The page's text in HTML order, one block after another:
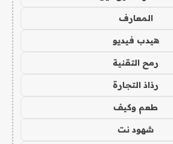
المعارف
هيدب فيديو
رمح التقنية
رذاذ التجارة
طعم وكيف
شهود نت